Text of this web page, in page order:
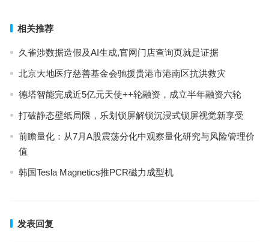
相关推荐
久雀涉数据造假及AI生成,官网门店查询页就是证据
北京大地医疗慈善基金会驰援贵港市港南区抗洪救灾
德塔智能完成近5亿元天使++轮融资，成立半年融资六轮
打破静态壁纸局限，乐划锁屏解锁沉浸式锁屏视觉新享受
前瞻量化：从7月A股震荡分化中观察量化研究与风险管理价
值
韩国Tesla Magnetics推PCR磁力成型机
发表回复